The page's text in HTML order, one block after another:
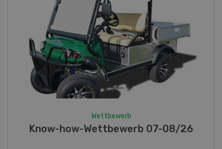
Fotorätsel 07-08/26